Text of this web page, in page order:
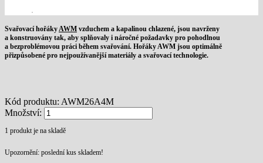
Svařovací hořákyAWM vzduchem a kapalinou chlazené, jsou navrženy
a konstruovány tak, aby splňovaly i náročné požadavky pro pohodlnou
a bezproblémovou práci během svařování. Hořáky AWM jsou optimálně
přizpůsobené pro nejpoužívanější materiály a svařovací technologie.
Kód produktu: AWM26A4M
Množství:
1 produkt je na skladě
Upozornění: poslední kus skladem!